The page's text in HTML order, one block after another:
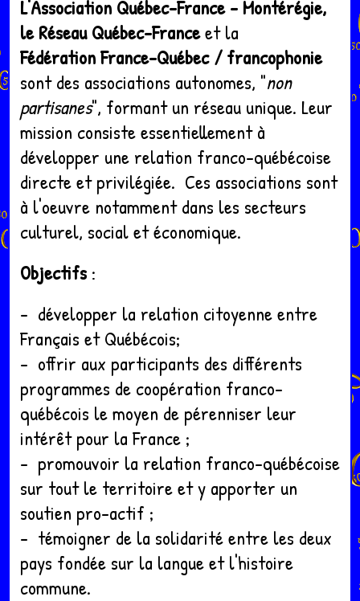
L'Association Québec-France - Montérégie,
le Réseau Québec-Franceet la
Fédération France-Québec / francophonie
sont des associations autonomes, "non
partisanes", formant un réseau unique. Leur
mission consiste essentiellement à
développer une relation franco-québécoise
directe et privilégiée. Ces associations sont
à l'oeuvre notamment dans les secteurs
culturel, social et économique.
Objectifs :
- développer la relation citoyenne entre
Français et Québécois;
- offrir aux participants des différents
programmes de coopération franco-
québécois le moyen de pérenniser leur
intérêt pour la France ;
- promouvoir la relation franco-québécoise
sur tout le territoire et y apporter un
soutien pro-actif ;
- témoigner de la solidarité entre les deux
pays fondée sur la langue et l'histoire
commune.